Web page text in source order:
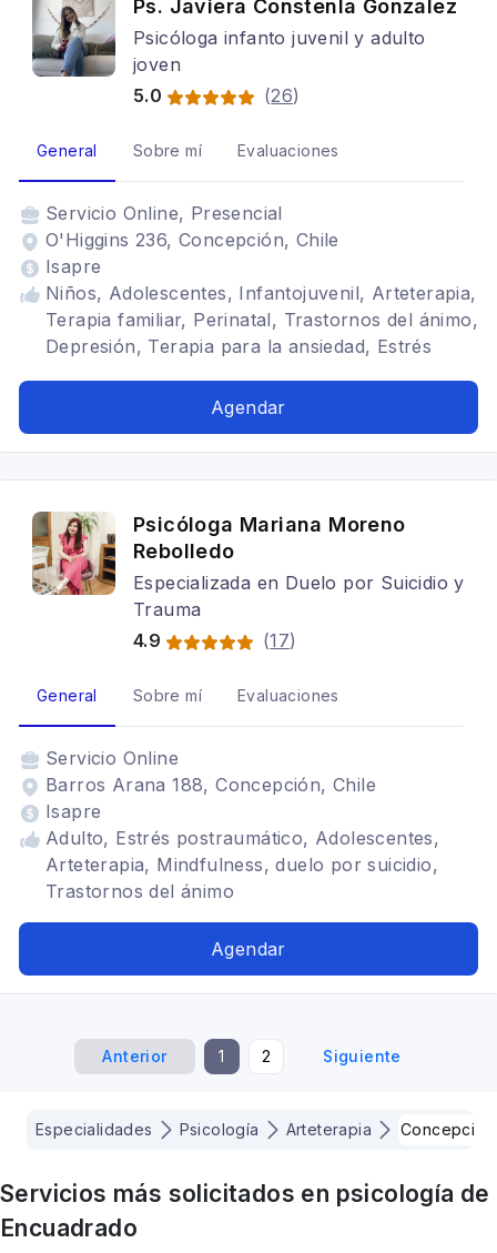
Ps. Javiera Constenla Gonzalez
Psicóloga infanto juvenil y adulto
joven
5.0
(26)
General Sobre mí Evaluaciones
Servicio Online, Presencial
O'Higgins 236, Concepción, Chile
Isapre
Niños, Adolescentes, Infantojuvenil, Arteterapia,
Terapia familiar, Perinatal, Trastornos del ánimo,
Depresión, Terapia para la ansiedad, Estrés
adopción, theraplayAgendar
Psicóloga Mariana Moreno
Rebolledo
Especializada en Duelo por Suicidio y
Trauma
4.9
(17)
General Sobre mí Evaluaciones
Servicio Online
Barros Arana 188, Concepción, Chile
Isapre
Adulto, Estrés postraumático, Adolescentes,
Arteterapia, Mindfulness, duelo por suicidio,
Trastornos del ánimo
Agendar
Anterior 1 2 Siguiente
Especialidades Psicología Arteterapia Concepcion
Servicios más solicitados en psicología de
Encuadrado